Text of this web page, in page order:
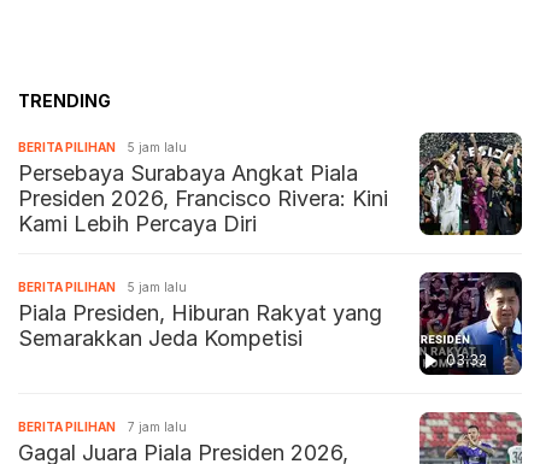
TRENDING
BERITA PILIHAN 5 jam lalu
Persebaya Surabaya Angkat Piala
Presiden 2026, Francisco Rivera: Kini
Kami Lebih Percaya Diri
03:32
BERITA PILIHAN 5 jam lalu
Piala Presiden, Hiburan Rakyat yang
Semarakkan Jeda Kompetisi
BERITA PILIHAN 7 jam lalu
Gagal Juara Piala Presiden 2026,